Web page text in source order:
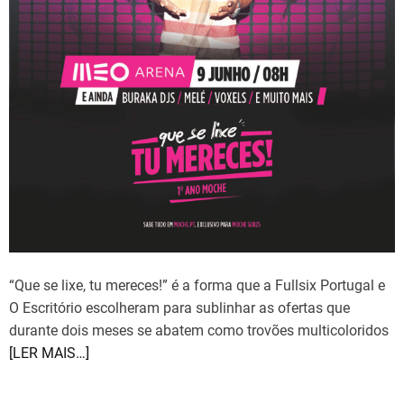
“Que se lixe, tu mereces!” é a forma que a Fullsix Portugal e
O Escritório escolheram para sublinhar as ofertas que
durante dois meses se abatem como trovões multicoloridos
[LER MAIS…]